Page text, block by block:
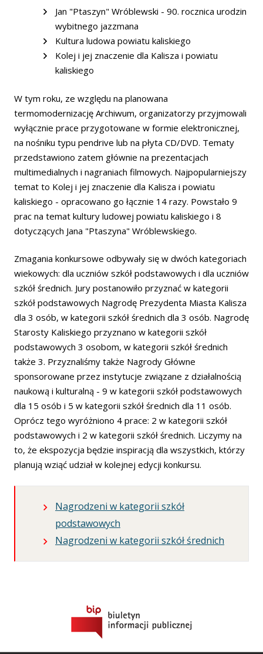
Jan "Ptaszyn" Wróblewski - 90. rocznica urodzin
wybitnego jazzmana
Kultura ludowa powiatu kaliskiego
Kolej i jej znaczenie dla Kalisza i powiatu
kaliskiego
W tym roku, ze względu na planowana
termomodernizację Archiwum, organizatorzy przyjmowali
wyłącznie prace przygotowane w formie elektronicznej,
na nośniku typu pendrive lub na płyta CD/DVD. Tematy
przedstawiono zatem głównie na prezentacjach
multimedialnych i nagraniach filmowych. Najpopularniejszy
temat to Kolej i jej znaczenie dla Kalisza i powiatu
kaliskiego - opracowano go łącznie 14 razy. Powstało 9
prac na temat kultury ludowej powiatu kaliskiego i 8
dotyczących Jana "Ptaszyna" Wróblewskiego.
Zmagania konkursowe odbywały się w dwóch kategoriach
wiekowych: dla uczniów szkół podstawowych i dla uczniów
szkół średnich. Jury postanowiło przyznać w kategorii
szkół podstawowych Nagrodę Prezydenta Miasta Kalisza
dla 3 osób, w kategorii szkół średnich dla 3 osób. Nagrodę
Starosty Kaliskiego przyznano w kategorii szkół
podstawowych 3 osobom, w kategorii szkół średnich
także 3. Przyznaliśmy także Nagrody Główne
sponsorowane przez instytucje związane z działalnością
naukową i kulturalną - 9 w kategorii szkół podstawowych
dla 15 osób i 5 w kategorii szkół średnich dla 11 osób.
Oprócz tego wyróżniono 4 prace: 2 w kategorii szkół
podstawowych i 2 w kategorii szkół średnich. Liczymy na
to, że ekspozycja będzie inspiracją dla wszystkich, którzy
planują wziąć udział w kolejnej edycji konkursu.
Nagrodzeni w kategorii szkół
podstawowych
Nagrodzeni w kategorii szkół średnich